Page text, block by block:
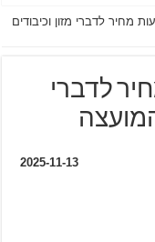
מחיר לדברי מזון וכיבודים
לדברי
2025-11-13